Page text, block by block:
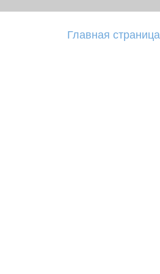
Главная страница